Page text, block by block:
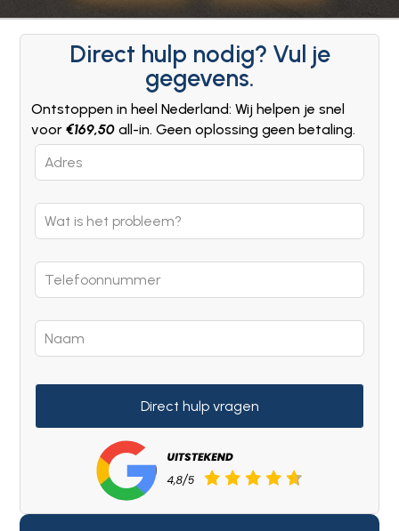
Direct hulp nodig? Vul je
gegevens.
Ontstoppen in heel Nederland: Wij helpen je snel
voor€169,50 all-in. Geen oplossing geen betaling.
Leave
this
blank
Direct hulp vragen